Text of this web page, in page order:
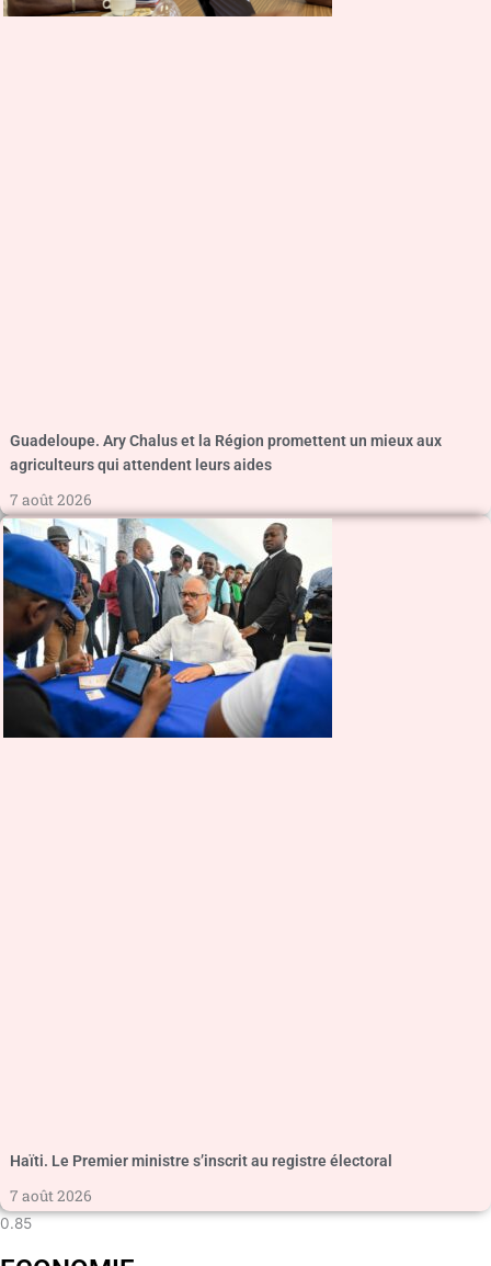
Guadeloupe. Ary Chalus et la Région promettent un mieux aux
agriculteurs qui attendent leurs aides
7 août 2026
Haïti. Le Premier ministre s’inscrit au registre électoral
7 août 2026